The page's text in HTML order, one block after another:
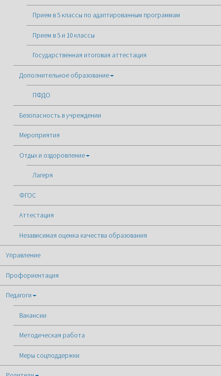
Прием в 5 классы по адаптированным программам
Прием в 5 и 10 классы
Государственная итоговая аттестация
Дополнительное образование
ПФДО
Безопасность в учреждении
Мероприятия
Отдых и оздоровление
Лагеря
ФГОС
Аттестация
Независимая оценка качества образования
Управление
Профориентация
Педагоги
Вакансии
Методическая работа
Меры соцподдержки